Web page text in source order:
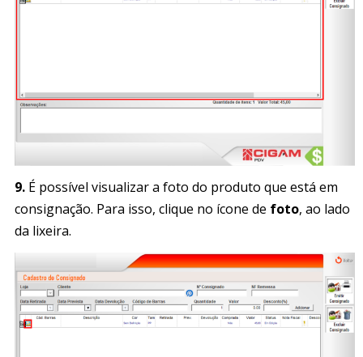
9. É possível visualizar a foto do produto que está em
consignação. Para isso, clique no ícone de foto, ao lado
da lixeira.